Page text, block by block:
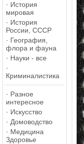
· История
мировая
· История
России, СССР
· География,
флора и фауна
· Науки - все
·
Криминалистика
· Разное
интересное
· Искусство
· Домоводство
· Медицина
Здоровье